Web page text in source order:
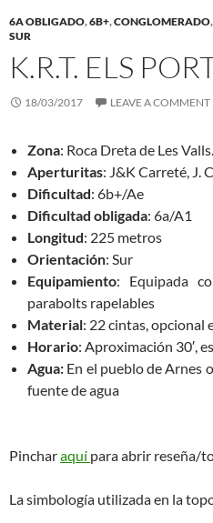
6A OBLIGADO,6B+,CONGLOMERADO,
SUR
K.R.T. ELS
18/03/2017 LEAVE A COMMENT
Zona: Roca Dreta de Les
Aperturitas: J&K Carreté, J.
Dificultad: 6b+/Ae
Dificultad obligada: 6a/A1
Longitud: 225 metros
Orientación: Sur
Equipamiento: Equipada
parabolts rapelables
Material: 22 cintas, opcional
Horario: Aproximación 30′,
Agua: En el pueblo de Arnes
fuente de agua
Pincharaquí para abrir reseña/
La simbología utilizada en la